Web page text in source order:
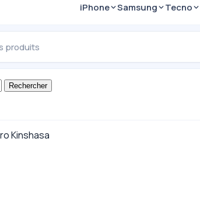
iPhone Samsung Tecno
Rechercher